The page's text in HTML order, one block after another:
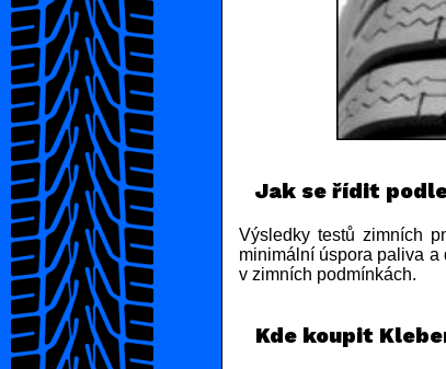
Jak se řídit
Výsledky testů zimních
minimální úspora paliva a
v zimních podmínkách.
Kde koupit